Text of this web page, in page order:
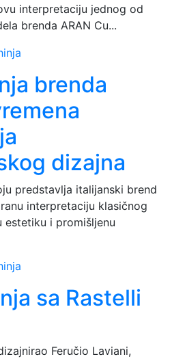
interpretaciju jednog od
brenda ARAN Cu...
brenda
dizajna
predstavlja italijanski brend
interpretaciju klasičnog
estetiku i promišljenu
sa Rastelli
Feručio Laviani,